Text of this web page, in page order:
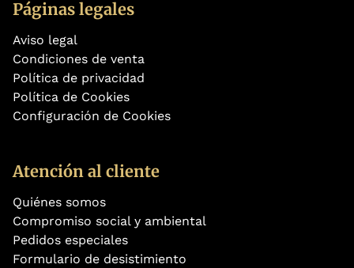
Páginas legales
Aviso legal
Condiciones de venta
Política de privacidad
Política de Cookies
Configuración de Cookies
Atención al cliente
Quiénes somos
Compromiso social y ambiental
Pedidos especiales
Formulario de desistimiento